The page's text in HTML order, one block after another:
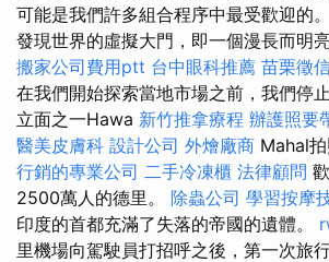
可能是我們許多組合程序中最受歡迎的
發現世界的虛擬大門，即一個漫長而明
搬家公司費用ptt 台中眼科推薦 苗栗徵
在我們開始探索當地市場之前，我們停
立面之一Hawa 新竹推拿療程 辦護照要
醫美皮膚科 設計公司 外燴廠商 Mahal拍
行銷的專業公司 二手冷凍櫃 法律顧問
2500萬人的德里。 除蟲公司 學習按摩
印度的首都充滿了失落的帝國的遺體。
里機場向駕駛員打招呼之後，第一次旅